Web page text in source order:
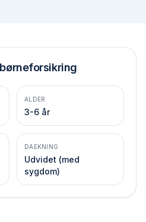
ALDER
3-6 år
DAEKNING
Udvidet (med
sygdom)